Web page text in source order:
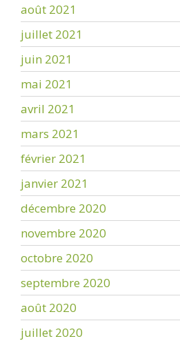
août 2021
juillet 2021
juin 2021
mai 2021
avril 2021
mars 2021
février 2021
janvier 2021
décembre 2020
novembre 2020
octobre 2020
septembre 2020
août 2020
juillet 2020